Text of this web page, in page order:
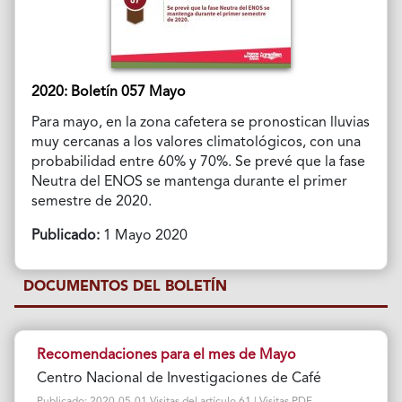
2020: Boletín 057 Mayo
Para mayo, en la zona cafetera se pronostican lluvias
muy cercanas a los valores climatológicos, con una
probabilidad entre 60% y 70%. Se prevé que la fase
Neutra del ENOS se mantenga durante el primer
semestre de 2020.
Publicado:1 Mayo 2020
DOCUMENTOS DEL BOLETÍN
Recomendaciones para el mes de Mayo
Centro Nacional de Investigaciones de Café